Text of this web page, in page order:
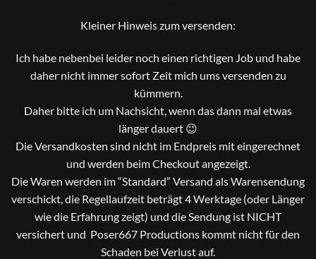
Kleiner Hinweis zum versenden:
Ich habe nebenbei leider noch einen richtigen Job und habe
daher nicht immer sofort Zeit mich ums versenden zu
kümmern.
Daher bitte ich um Nachsicht, wenn das dann mal etwas
länger dauert 😉
Die Versandkosten sind nicht im Endpreis mit eingerechnet
und werden beim Checkout angezeigt.
Die Waren werden im “Standard” Versand als Warensendung
verschickt, die Regellaufzeit beträgt 4 Werktage (oder Länger
wie die Erfahrung zeigt) und die Sendung ist NICHT
versichert und Poser667 Productions kommt nicht für den
Schaden bei Verlust auf.